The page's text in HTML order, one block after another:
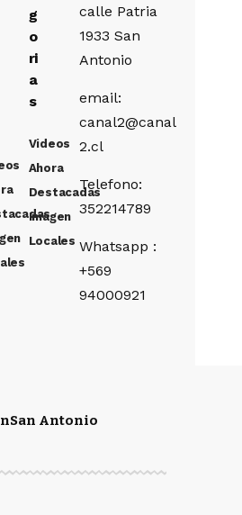
g
o
ri
a
s
Videos
Ahora
Destacadas
Imagen
Locales
calle Patria
1933 San
Antonio
email:
canal2@canal
2.cl
Telefono:
352214789
Whatsapp :
+569
94000921
San Antonio